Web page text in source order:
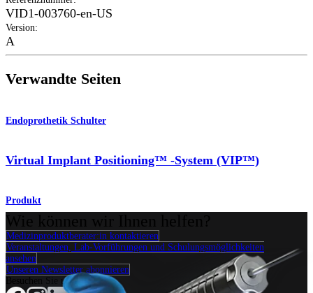
VID1-003760-en-US
Version:
A
Verwandte Seiten
Endoprothetik Schulter
Virtual Implant Positioning™ -System (VIP™)
Produkt
Medizinproduktberater:in kontaktieren
Veranstaltungen, Lab-Vorführungen und Schulungsmöglichkeiten
ansehen
Unseren Newsletter abonnieren
Besuchen Sie uns